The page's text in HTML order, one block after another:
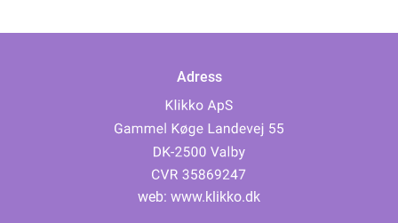
Adress
web: www.klikko.dk